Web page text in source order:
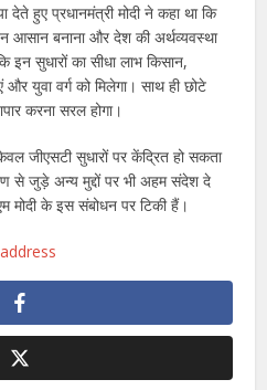
देते हुए प्रधानमंत्री मोदी ने कहा था कि
आसान बनाना और देश की अर्थव्यवस्था
इन सुधारों का सीधा लाभ किसान,
युवा वर्ग को मिलेगा। साथ ही छोटे
करना सरल होगा।
जीएसटी सुधारों पर केंद्रित हो सकता
से जुड़े अन्य मुद्दों पर भी अहम संदेश दे
मोदी के इस संबोधन पर टिकी हैं।